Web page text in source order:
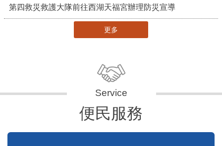
第四救災救護大隊前往西湖天福宮辦理防災宣導
更多
便民服務